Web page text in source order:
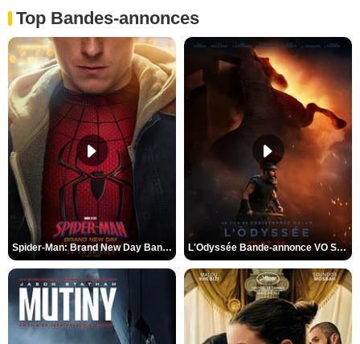
Top Bandes-annonces
Spider-Man: Brand New Day Bande-annonce VO STFR L'Odyssée Bande-annonce VO STFR